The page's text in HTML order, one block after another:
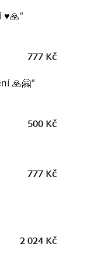
777 Kč
🙏🤗“
500 Kč
777 Kč
2 024 Kč